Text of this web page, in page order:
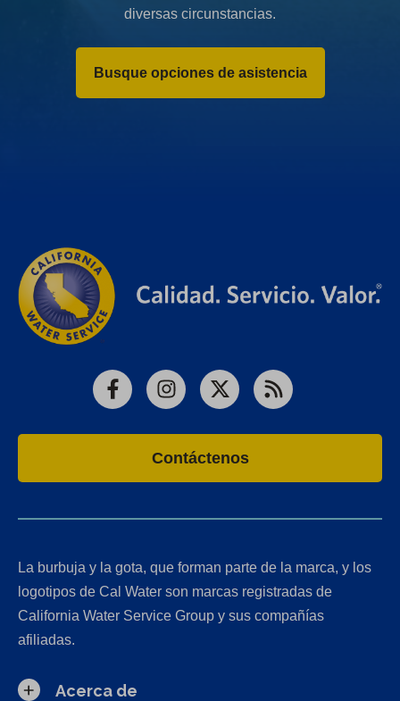
diversas circunstancias.
Busque opciones de asistencia
FacebookInstagram
X RSS
Contáctenos
La burbuja y la gota, que forman parte de la marca, y los
logotipos de Cal Water son marcas registradas de
California Water Service Group y sus compañías
afiliadas.
Acerca de